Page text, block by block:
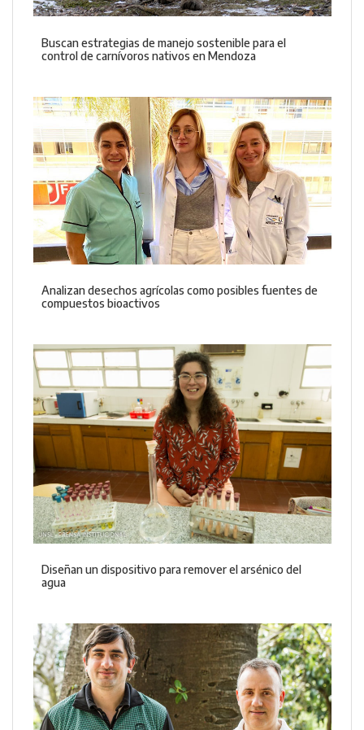
Buscan estrategias de manejo sostenible para el
control de carnívoros nativos en Mendoza
Analizan desechos agrícolas como posibles fuentes de
compuestos bioactivos
Diseñan un dispositivo para remover el arsénico del
agua